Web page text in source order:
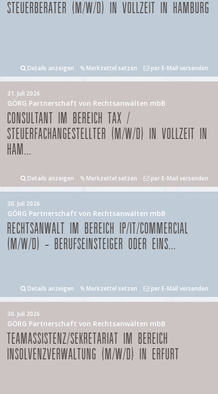
STEUERBERATER (M/W/D) IN VOLLZEIT IN HAMBURG
Details anzeigen Merkzettel setzen per E-Mail versenden
31. Juli 2026
GÖRG Partnerschaft von Rechtsanwälten mbB
CONSULTANT IM BEREICH TAX /
STEUERFACHANGESTELLTER (M/W/D) IN VOLLZEIT IN
HAM...
Details anzeigen Merkzettel setzen per E-Mail versenden
30. Juli 2026
GÖRG Partnerschaft von Rechtsanwälten mbB
RECHTSANWALT IM BEREICH IP/IT/COMMERCIAL
(M/W/D) – BERUFSEINSTEIGER ODER EINS...
Details anzeigen Merkzettel setzen per E-Mail versenden
30. Juli 2026
GÖRG Partnerschaft von Rechtsanwälten mbB
TEAMASSISTENZ/SEKRETARIAT IM BEREICH
INSOLVENZVERWALTUNG (M/W/D) IN ERFURT